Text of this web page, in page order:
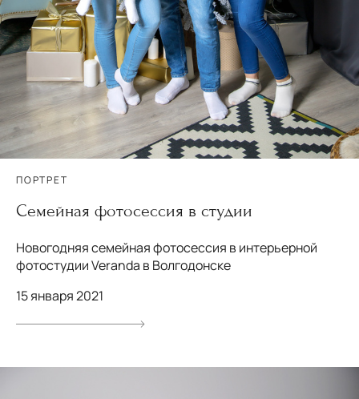
ПОРТРЕТ
Семейная фотосессия в студии
Новогодняя семейная фотосессия в интерьерной
фотостудии Veranda в Волгодонске
15 января 2021